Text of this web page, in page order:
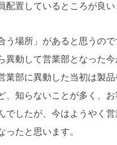
配置しているところが良い
う場所」があると思うの
異動して営業部となった
業部に異動した当初は製
、知らないことが多く、
でしたが、今はようやく
ったと思います。